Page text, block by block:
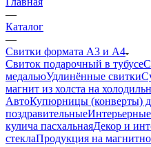
—
Каталог
—
Свитки формата А3 и А4
Свиток подарочный в тубусе
медальюУдлинённые свитки
магнит из холста на
АвтоКупюрницы (конверты)
поздравительные
кулича пасхальнаяДекор и
стеклаПродукция на